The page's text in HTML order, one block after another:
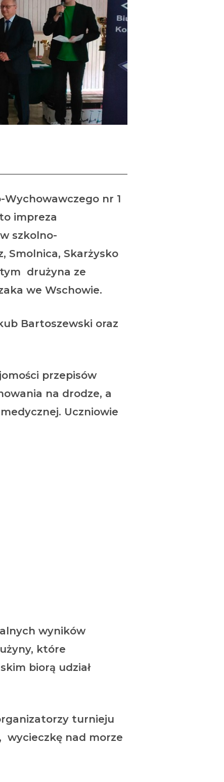
Wychowawczego nr 1
impreza
szkolno-
Smolnica, Skarżysko
tym drużyna ze
we Wschowie.
Bartoszewski oraz
przepisów
na drodze, a
Uczniowie
wyników
które
biorą udział
turnieju
wycieczkę nad morze